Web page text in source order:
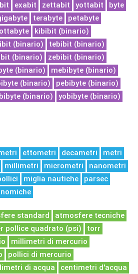
exabit zettabit yottabit
byte
terabyte
petabyte
kibibit (binario)
(binario)
tebibit (binario)
(binario)
zebibit (binario)
(binario)
mebibyte (binario)
(binario)
pebibyte (binario)
(binario)
yobibyte (binario)
ettometri decametri
metri
millimetri micrometri
nanometri
miglia nautiche
parsec
standard
atmosfere tecniche
pollice quadrato (psi)
torr
millimetri di mercurio
pollici di mercurio
di acqua
centimetri d'acqua